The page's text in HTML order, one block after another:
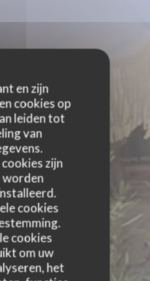
en zijn
cookies op
leiden tot
van
zijn
worden
cookies
cookies
om uw
het